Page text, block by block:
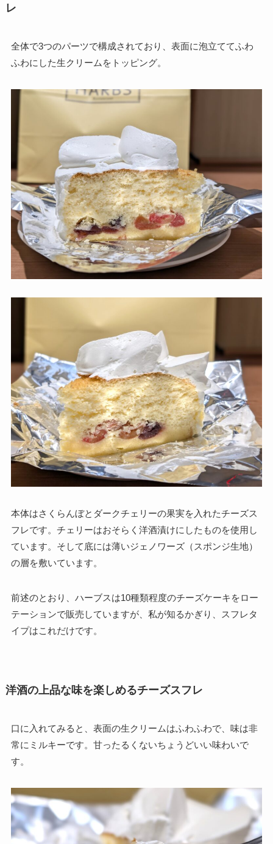
レ
全体で3つのパーツで構成されており、表面に泡立ててふわ
ふわにした生クリームをトッピング。
本体はさくらんぼとダークチェリーの果実を入れたチーズス
フレです。チェリーはおそらく洋酒漬けにしたものを使用し
ています。そして底には薄いジェノワーズ（スポンジ生地）
の層を敷いています。
前述のとおり、ハーブスは10種類程度のチーズケーキをロー
テーションで販売していますが、私が知るかぎり、スフレタ
イプはこれだけです。
洋酒の上品な味を楽しめるチーズスフレ
口に入れてみると、表面の生クリームはふわふわで、味は非
常にミルキーです。甘ったるくないちょうどいい味わいで
す。